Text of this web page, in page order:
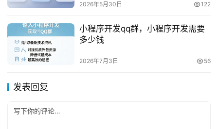
2026年5月30日 122
小程序开发qq群，小程序开发需要
多少钱
2026年7月3日 56
发表回复